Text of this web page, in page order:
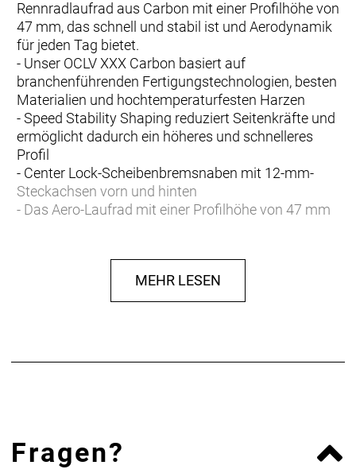
Rennradlaufrad aus Carbon mit einer Profilhöhe von
47 mm, das schnell und stabil ist und Aerodynamik
für jeden Tag bietet.
- Unser OCLV XXX Carbon basiert auf
branchenführenden Fertigungstechnologien, besten
Materialien und hochtemperaturfesten Harzen
- Speed Stability Shaping reduziert Seitenkräfte und
ermöglicht dadurch ein höheres und schnelleres
Profil
- Center Lock-Scheibenbremsnaben mit 12-mm-
Steckachsen vorn und hinten
- Das Aero-Laufrad mit einer Profilhöhe von 47 mm
- Tubeless Ready (TLR) mit einer Innenweite von 21
mm für eine bessere Reifenabstützung
- Nabe mit zuverlässigem Innenleben von DT Swiss
Mit lebenslanger Garantie
MEHR LESEN
Fragen?